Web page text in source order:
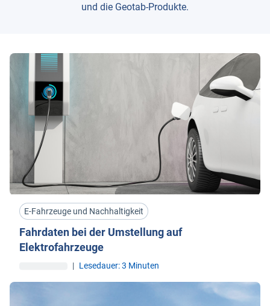
und die Geotab-Produkte.
E-Fahrzeuge und Nachhaltigkeit
Fahrdaten bei der Umstellung auf
Elektrofahrzeuge
| Lesedauer: 3 Minuten